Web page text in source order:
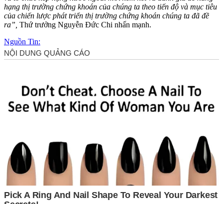
hạng thị trường chứng khoán của chúng ta theo tiến độ và mục tiêu
của chiến lược phát triển thị trường chứng khoán chúng ta đã đề
ra”, Thứ trưởng Nguyễn Đức Chi nhấn mạnh.
Nguồn Tin: